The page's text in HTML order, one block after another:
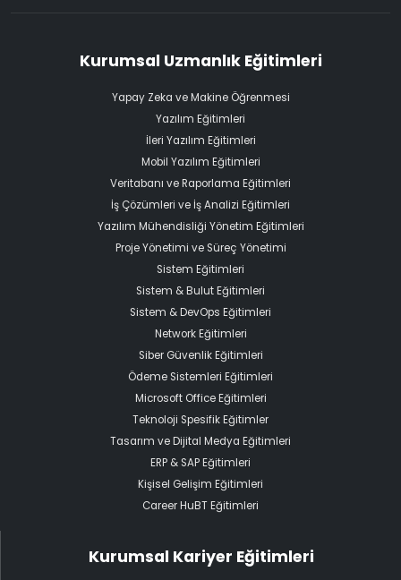
Kurumsal Uzmanlık Eğitimleri
Yapay Zeka ve Makine Öğrenmesi
Yazılım Eğitimleri
İleri Yazılım Eğitimleri
Mobil Yazılım Eğitimleri
Veritabanı ve Raporlama Eğitimleri
İş Çözümleri ve İş Analizi Eğitimleri
Yazılım Mühendisliği Yönetim Eğitimleri
Proje Yönetimi ve Süreç Yönetimi
Sistem Eğitimleri
Sistem & Bulut Eğitimleri
Sistem & DevOps Eğitimleri
Network Eğitimleri
Siber Güvenlik Eğitimleri
Ödeme Sistemleri Eğitimleri
Microsoft Office Eğitimleri
Teknoloji Spesifik Eğitimler
Tasarım ve Dijital Medya Eğitimleri
ERP & SAP Eğitimleri
Kişisel Gelişim Eğitimleri
Career HuBT Eğitimleri
Kurumsal Kariyer Eğitimleri